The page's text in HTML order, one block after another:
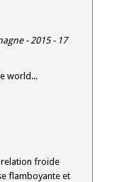
- 2015 - 17
world...
relation froide
flamboyante et